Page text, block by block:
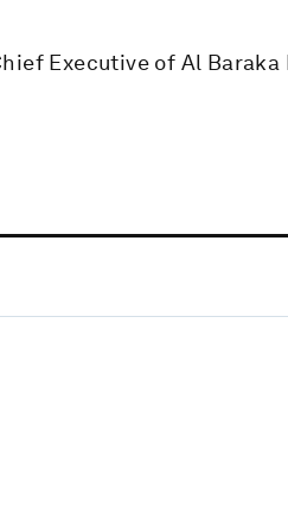
Executive of Al Baraka